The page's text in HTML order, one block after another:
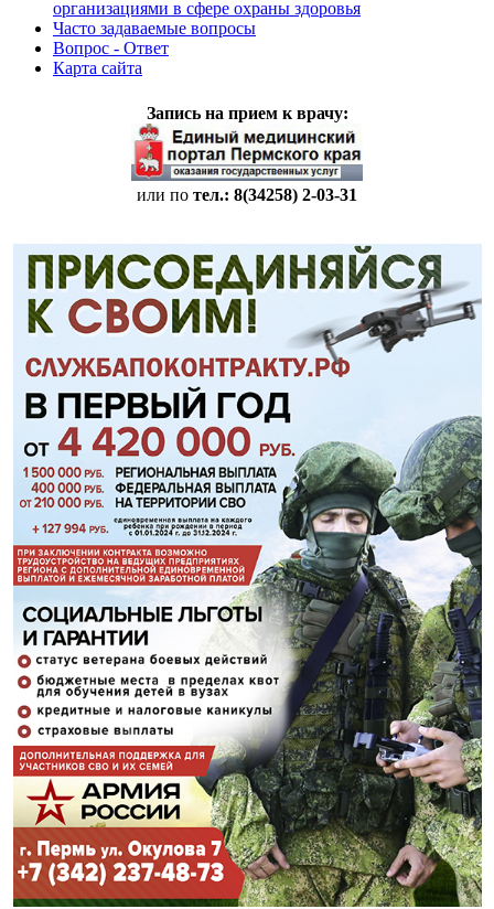
организациями в сфере охраны здоровья
Часто задаваемые вопросы
Вопрос - Ответ
Карта сайта
Запись на прием к врачу:
или по тел.: 8(34258) 2-03-31